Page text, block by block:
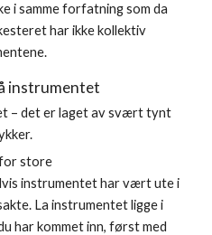
i samme forfatning som da
har ikke kollektiv
instrumentet
– det er laget av svært tynt
store
instrumentet har vært ute i
La instrumentet ligge i
har kommet inn, først med